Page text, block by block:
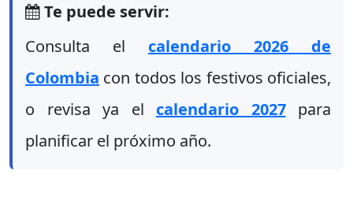
Te puede servir:
Consulta el calendario 2026 de
Colombia con todos los festivos oficiales,
o revisa ya el calendario 2027para
planificar el próximo año.